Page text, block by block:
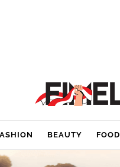
BEAUTY FOOD